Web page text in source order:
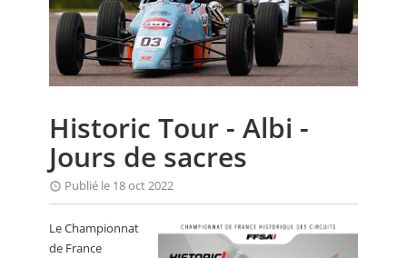
CALENDRIER
FOCUS
ANNUAIRES
PETITES ANNONCES
Historic Tour - Albi -
Jours de sacres
Publié le 18 oct 2022
Le Championnat
de France